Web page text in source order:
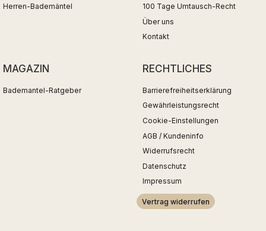
Herren-Bademäntel
100 Tage Umtausch-Recht
Über uns
Kontakt
MAGAZIN
Bademantel-Ratgeber
RECHTLICHES
Barrierefreiheitserklärung
Gewährleistungsrecht
Cookie-Einstellungen
AGB / Kundeninfo
Widerrufsrecht
Datenschutz
Impressum
Vertrag widerrufen